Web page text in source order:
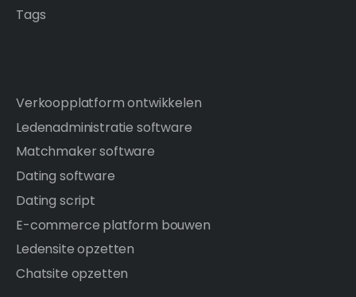
Tags
Verkoopplatform ontwikkelen
Ledenadministratie software
Matchmaker software
Dating software
Dating script
E-commerce platform bouwen
Ledensite opzetten
Chatsite opzetten